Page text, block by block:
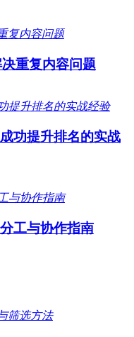
重复内容问题
功提升排名的实战
工与协作指南